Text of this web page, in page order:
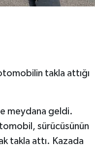
takla attığı
meydana geldi.
sürücüsünün
takla attı. Kazada